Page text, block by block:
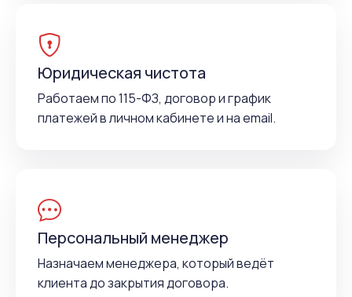
Юридическая чистота
Работаем по 115-ФЗ, договор и график
платежей в личном кабинете и на email.
Персональный менеджер
Назначаем менеджера, который ведёт
клиента до закрытия договора.